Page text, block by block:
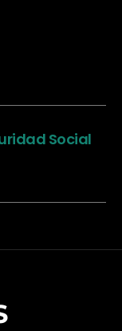
Social